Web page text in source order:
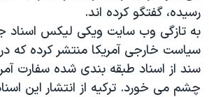
چهل سال گروگان‌گیری
قانون شفافیت دارائی کادر رهبری ایران
اعتراضات مردمی آبان ۹۸
اسرائیل در جنگ
رسیده، گفتگو کرده اند.
به تازگی وب سایت ویکی لیکس اسناد
سند از اسناد طبقه بندی شده سفارت
چشم می خورد. ترکیه از انتشار این